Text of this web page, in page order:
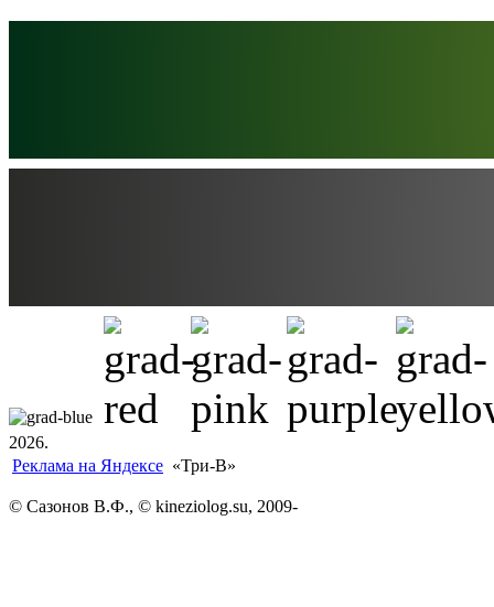
2026.
Реклама на Яндексе «Три-В»
© Сазонов В.Ф., © kineziolog.su, 2009-